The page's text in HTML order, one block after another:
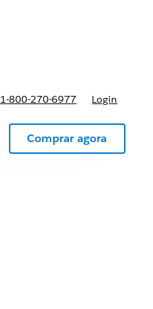
1-800-270-6977 Login
Comprar agora